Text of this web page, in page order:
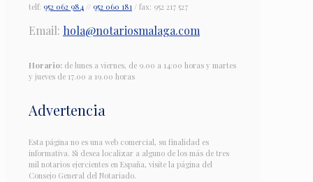
telf: 952 062 984 // 952 060 181 / fax: 952 217 527
Email: hola@notariosmalaga.com
Horario: de lunes a viernes, de 9.00 a 14:00 horas y martes
y jueves de 17.00 a 19.00 horas
Advertencia
Esta página no es una web comercial, su finalidad es
informativa. Si desea localizar a alguno de los más de tres
mil notarios ejercientes en España, visite la página del
Consejo General del Notariado.